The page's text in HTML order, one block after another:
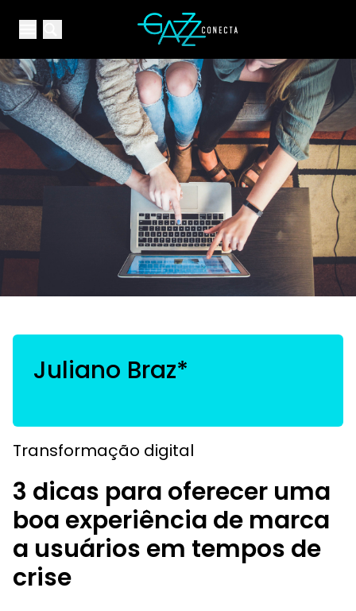
Open main menuYour Company
Juliano Braz*
Transformação digital
3 dicas para oferecer uma
boa experiência de marca
a usuários em tempos de
crise